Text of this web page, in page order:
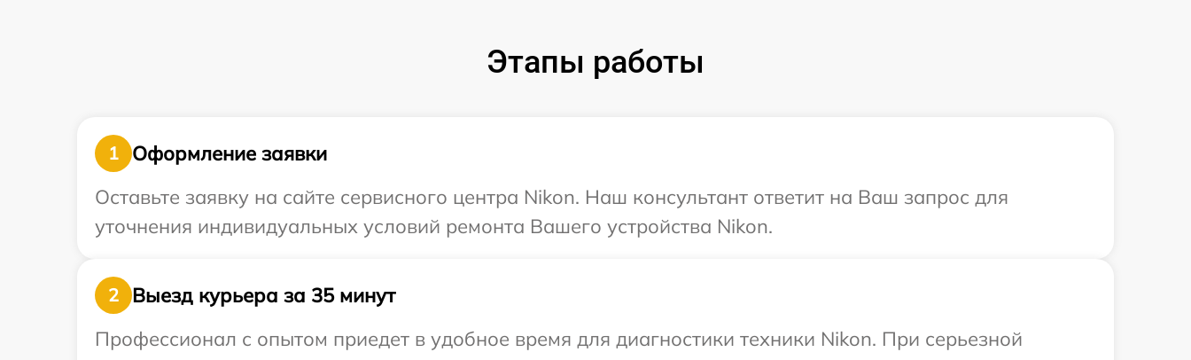
Этапы работы
1
Оформление заявки
Оставьте заявку на сайте сервисного центра Nikon. Наш консультант ответит на Ваш запрос для
уточнения индивидуальных условий ремонта Вашего устройства Nikon.
2
Выезд курьера за 35 минут
Профессионал с опытом приедет в удобное время для диагностики техники Nikon. При серьезной